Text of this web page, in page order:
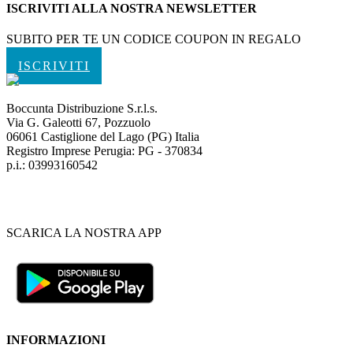
ISCRIVITI ALLA NOSTRA NEWSLETTER
SUBITO PER TE UN CODICE COUPON IN REGALO
ISCRIVITI
Boccunta Distribuzione S.r.l.s.
Via G. Galeotti 67, Pozzuolo
06061 Castiglione del Lago (PG) Italia
Registro Imprese Perugia: PG - 370834
p.i.: 03993160542
SCARICA LA NOSTRA APP
INFORMAZIONI